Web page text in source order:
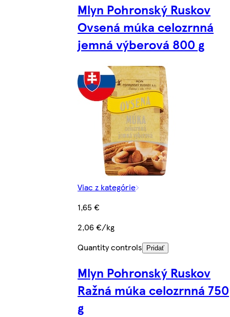
Mlyn Pohronský Ruskov
Ovsená múka celozrnná
jemná výberová 800 g
Viac z kategórie
1,65 €
2,06 €/kg
Quantity controls
Pridať
Mlyn Pohronský Ruskov
Ražná múka celozrnná 750
g